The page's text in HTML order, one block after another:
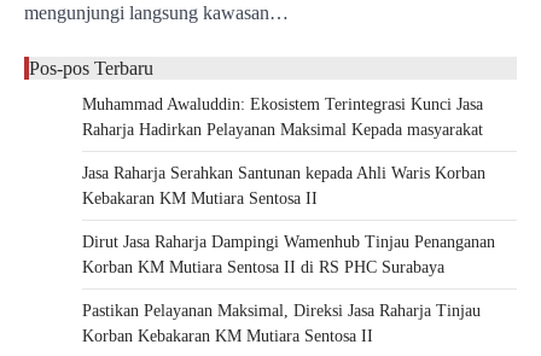
mengunjungi langsung kawasan…
Pos-pos Terbaru
Muhammad Awaluddin: Ekosistem Terintegrasi Kunci Jasa
Raharja Hadirkan Pelayanan Maksimal Kepada masyarakat
Jasa Raharja Serahkan Santunan kepada Ahli Waris Korban
Kebakaran KM Mutiara Sentosa II
Dirut Jasa Raharja Dampingi Wamenhub Tinjau Penanganan
Korban KM Mutiara Sentosa II di RS PHC Surabaya
Pastikan Pelayanan Maksimal, Direksi Jasa Raharja Tinjau
Korban Kebakaran KM Mutiara Sentosa II